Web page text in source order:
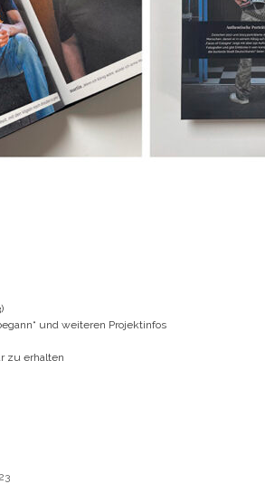
und weiteren Projektinfos
zu erhalten